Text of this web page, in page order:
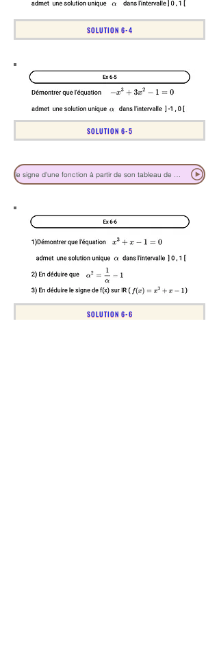
SOLUTION 6-4
SOLUTION 6-5
le signe d'une fonction à partir de son tableau de variations
SOLUTION 6-6